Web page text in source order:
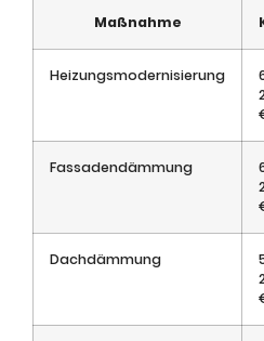
Maßnahme
Heizungsmodernisierung
Fassadendämmung
Dachdämmung